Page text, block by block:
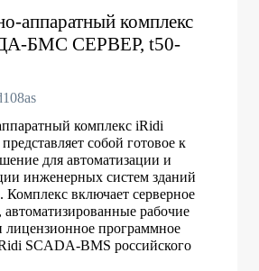
аппаратный комплекс
БМС СЕРВЕР, t50-
комплекс iRidi
собой готовое к
для автоматизации и
инженерных систем зданий
включает серверное
автоматизированные рабочие
программное
SCADA-BMS российского